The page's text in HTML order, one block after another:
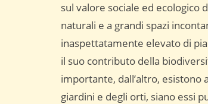
sul valore sociale ed ecologico
naturali e a grandi spazi
inaspettatamente elevato di
il suo contributo della
importante, dall’altro, esistono
giardini e degli orti, siano essi